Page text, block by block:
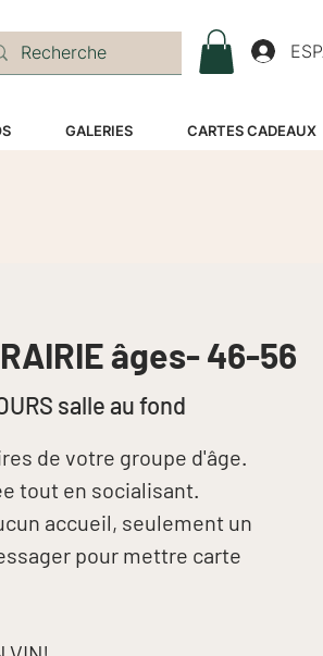
GALERIES CARTES CADEAUX
âges- 46-56
salle au fond
de votre groupe d'âge.
tout en socialisant.
accueil, seulement un
pour mettre carte